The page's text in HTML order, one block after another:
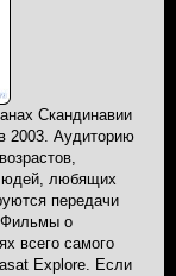
Скандинавии
2003. Аудиторию
любящих
передачи
Фильмы о
всего самого
Explore. Если